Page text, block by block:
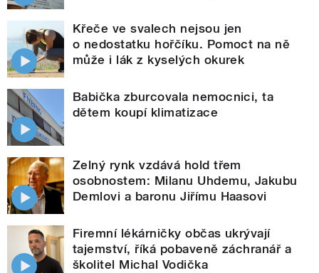
Křeče ve svalech nejsou jen
o nedostatku hořčíku. Pomoct na ně
může i lák z kyselých okurek
Babička zburcovala nemocnici, ta
dětem koupí klimatizace
Zelný rynk vzdává hold třem
osobnostem: Milanu Uhdemu, Jakubu
Demlovi a baronu Jiřímu Haasovi
Firemní lékárničky občas ukrývají
tajemství, říká pobaveně záchranář a
školitel Michal Vodička